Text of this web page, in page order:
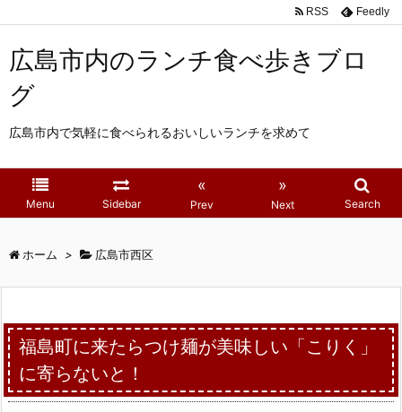
広島市内のランチ食べ歩きブロ
グ
広島市内で気軽に食べられるおいしいランチを求めて
Menu Sidebar
«
Prev
»
Next Search
RSS Feedly
ホーム > 広島市西区
福島町に来たらつけ麺が美味しい「こりく」
に寄らないと！